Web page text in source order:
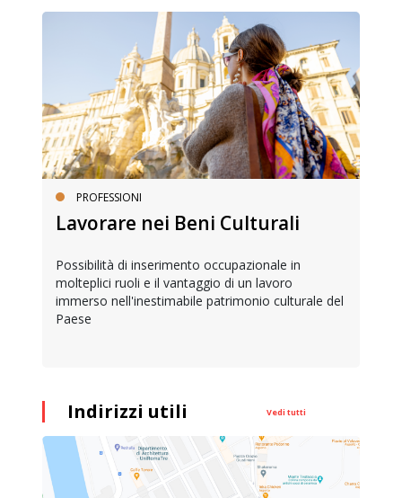
PROFESSIONI
Lavorare nei Beni Culturali
Possibilità di inserimento occupazionale in
molteplici ruoli e il vantaggio di un lavoro
immerso nell'inestimabile patrimonio culturale del
Paese
Indirizzi utili Vedi tutti